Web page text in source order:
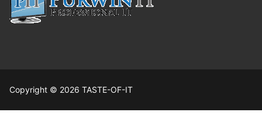
Copyright © 2026 TASTE-OF-IT